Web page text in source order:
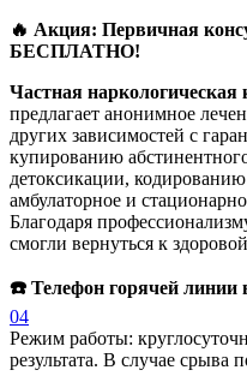
🔥 Акция: Первичная
БЕСПЛАТНО!
Частная наркологическая
предлагает анонимное
других зависимостей с
купированию
детоксикации,
амбулаторное и
Благодаря
смогли вернуться к
☎️ Телефон горячей линии
04
Режим работы:
результата. В случае